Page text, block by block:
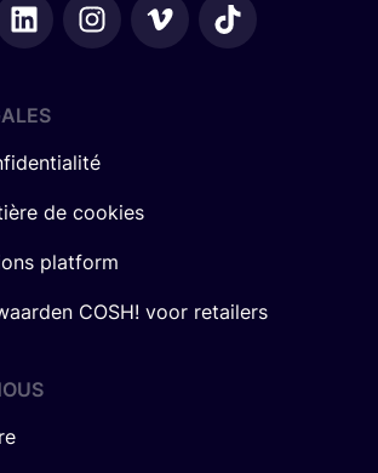
de cookies
platform
COSH! voor retailers